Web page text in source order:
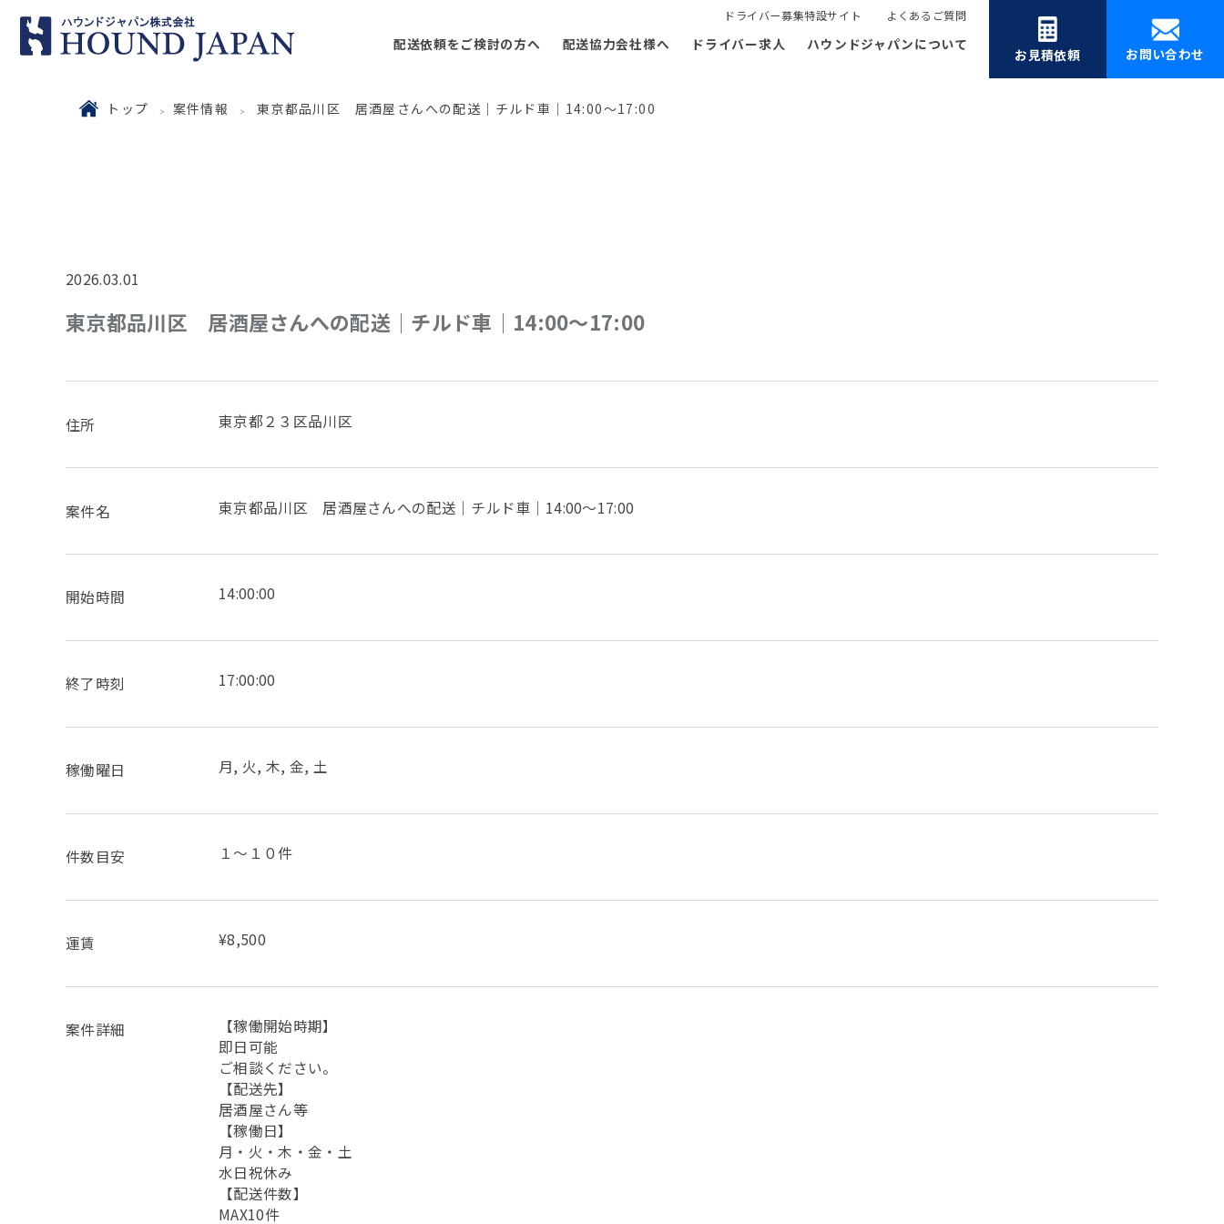
ドライバー募集特設サイト よくあるご質問
配送依頼をご検討の方へ 配送協力会社様へ ドライバー求人 ハウンドジャパンについて
お見積依頼 お問い合わせ
トップ 案件情報 東京都品川区 居酒屋さんへの配送｜チルド車｜14:00～17:00
2026.03.01
東京都品川区 居酒屋さんへの配送｜チルド車｜14:00～17:00
住所 東京都２３区品川区
案件名 東京都品川区 居酒屋さんへの配送｜チルド車｜14:00～17:00
開始時間 14:00:00
終了時刻 17:00:00
稼働曜日 月, 火, 木, 金, 土
件数目安 １～１０件
運賃 ¥8,500
案件詳細
【稼働開始時期】
即日可能
ご相談ください。
【配送先】
居酒屋さん等
【稼働日】
月・火・木・金・土
水日祝休み
【配送件数】
MAX10件